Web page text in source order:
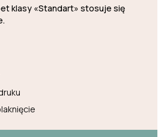
klasy «Standart» stosuje się